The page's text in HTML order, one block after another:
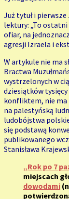
Już tytuł i
lektury: „To
ofiar, na
agresji Izraela i
W artykule nie ma
Bractwa
wystrzelonych w
dziesiątków
konfliktem, nie ma
na palestyńską
ludobójstwa
się podstawą
publikowanego
Stanisława
„Rok po 7
miejscach
dowodami